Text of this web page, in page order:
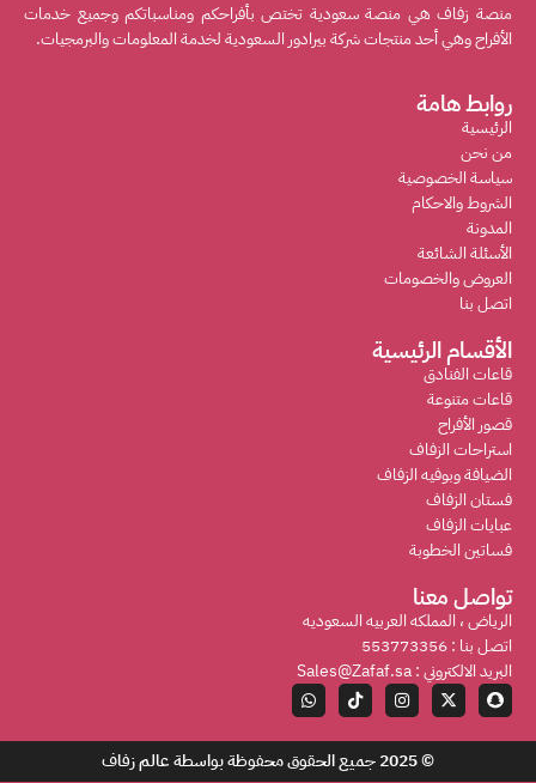
منصة زفاف هي منصة سعودية تختص بأفراحكم ومناسباتكم وجميع خدمات
الأفراح وهي أحد منتجات شركة بيرادور السعودية لخدمة المعلومات والبرمجيات.
روابط هامة
الرئيسية
من نحن
سياسة الخصوصية
الشروط والاحكام
المدونة
الأسئلة الشائعة
العروض والخصومات
اتصل بنا
الأقسام الرئيسية
قاعات الفنادق
قاعات متنوعة
قصور الأفراح
استراحات الزفاف
الضيافة وبوفيه الزفاف
فستان الزفاف
عبايات الزفاف
فساتين الخطوبة
تواصل معنا
الرياض ، المملكه العربيه السعوديه
اتصل بنا : 553773356
البريد الالكتروني : Sales@Zafaf.sa
© 2025 جميع الحقوق محفوظة بواسطة عالم زفاف